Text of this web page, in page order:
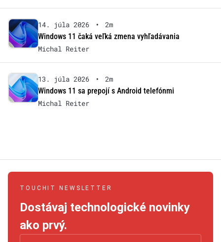
14. júla 2026 •
2m
Windows 11 čaká veľká zmena vyhľadávania
Michal Reiter
13. júla 2026 •
2m
Windows 11 sa prepojí s Android telefónmi
Michal Reiter
TOUCHIT NEWSLETTER
Dostávaj technologické novinky
ako prvý.